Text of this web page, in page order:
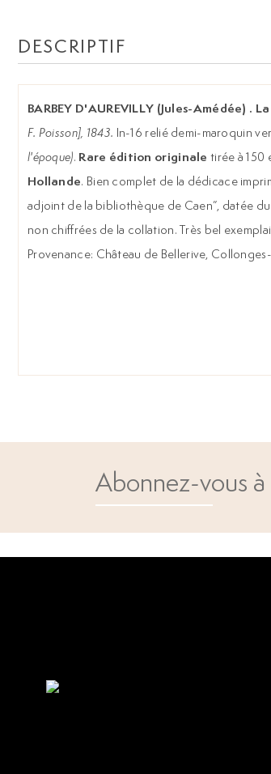
DESCRIPTIF
BARBEY D'AUREVILLY (Jules-Amédée) .
F. Poisson], 1843. In-16 relié demi-maroquin
l'époque). Rare édition originale tirée à 150
Hollande. Bien complet de la dédicace
adjoint de la bibliothèque de Caen”, datée du
non chiffrées de la collation. Très bel
Provenance: Château de Bellerive,
Abonnez-vous